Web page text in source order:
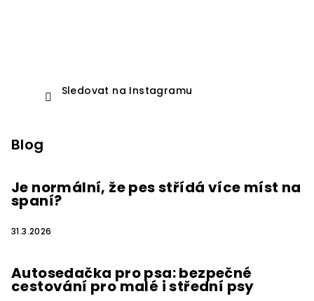
Sledovat na Instagramu
Blog
Je normální, že pes střídá více míst na
spaní?
31.3.2026
Autosedačka pro psa: bezpečné
cestování pro malé i střední psy